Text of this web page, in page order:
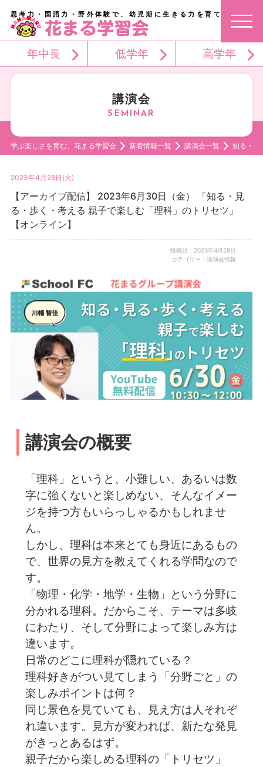
思考力・国語力・野外体験で、幼児期に生きる力を育てる。
年中長 低学年 高学年
講演会
学ぶ楽しさを育む。花まる学習会 新着情報一覧 講演会一覧 知る・見
2023年4月28日(火)
【アーカイブ配信】 2023年6月30日（金） 「知る・見
る・歩く・考える 親子で楽しむ「理科」のトリセツ」
【オンライン】
投稿日：2023年4月28日
カテゴリー：講演会情報
講演会の概要
「理科」というと、小難しい、あるいは数
字に強くないと楽しめない、そんなイメー
ジを持つ方もいらっしゃるかもしれませ
ん。
しかし、理科は本来とても身近にあるもの
で、世界の見方を教えてくれる学問なので
す。
「物理・化学・地学・生物」という分野に
分かれる理科。だからこそ、テーマは多岐
にわたり、そして分野によって楽しみ方は
違います。
日常のどこに理科が隠れている？
理科好きがつい見てしまう「分野ごと」の
楽しみポイントは何？
同じ景色を見ていても、見え方は人それぞ
れ違います。見方が変われば、新たな発見
がきっとあるはず。
親子だから楽しめる理科の「トリセツ」